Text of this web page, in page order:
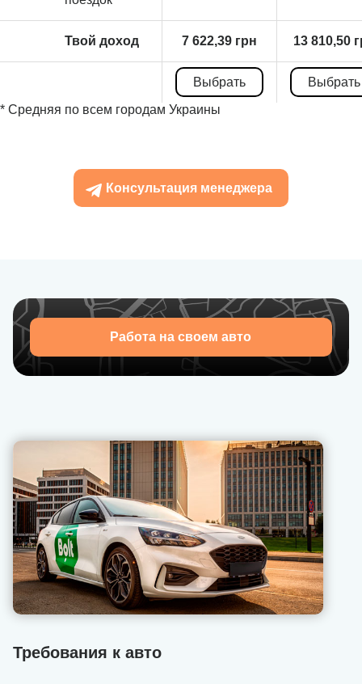
Твой доход 7 622,39 грн 13 810,50
Выбрать
Выбрать
* Средняя по всем городам Украины
Консультация менеджера
Работа на своем авто
Требования к авто